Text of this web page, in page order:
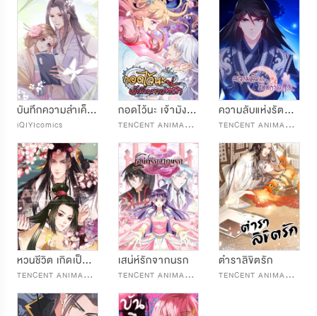
บันทึกความลำเค็ญของการเป็นสนมคนโปรด
iQIYIcomics
กอดไว้นะ เจ้ามังกรขาวที่รัก
T
ENCENT ANIMATION & COMICS
ความลับแห่งรัตติกาล
T
ENCENT ANIMATION & COMICS
หวนชีวิต เกิดเป็นเซียน
T
ENCENT ANIMATION & COMICS
เสน่ห์รักจากนรก
T
ENCENT ANIMATION & COMICS
ตำราลิขิตรัก
T
ENCENT ANIMATION & COMICS